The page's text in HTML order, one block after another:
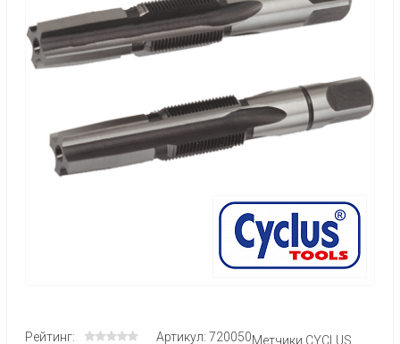
Рейтинг: Артикул: 720050Метчики CYCLUS